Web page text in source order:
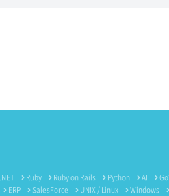
Ruby Ruby on Rails Python AI
ERP
SalesForce UNIX / Linux Windows